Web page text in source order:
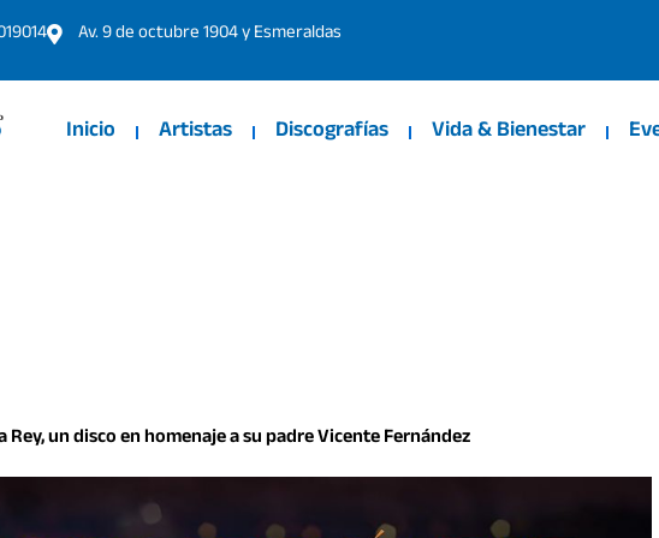
Av. 9 de octubre 1904 y Esmeraldas
Inicio Artistas Discografías Vida & Bienestar
un disco en homenaje a su padre Vicente Fernández